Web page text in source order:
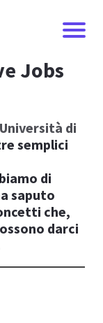
Jobs
Università di
semplici
di
saputo
che,
darci